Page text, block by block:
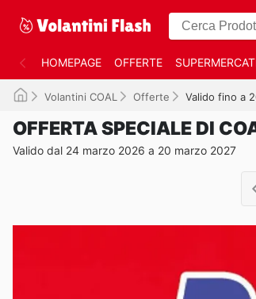
HOMEPAGE OFFERTE
Volantini COAL Offerte Valido fino a
OFFERTA SPECIALE DI
Valido dal 24 marzo 2026 a 20 marzo 2027